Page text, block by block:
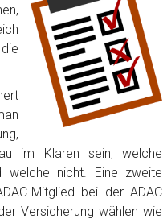
im Klaren sein, welche
welche nicht. Eine zweite
Mitglied bei der ADAC
Versicherung wählen wie